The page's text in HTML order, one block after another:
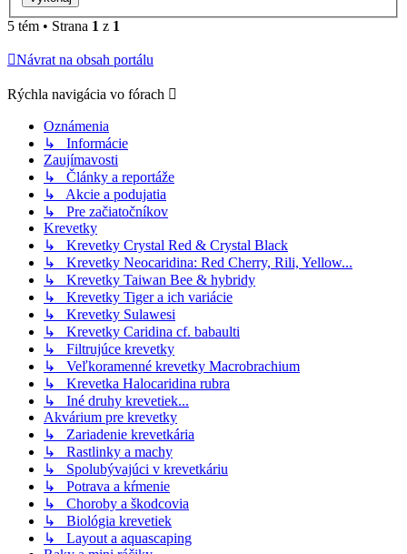
5 tém • Strana 1 z 1
Návrat na obsah portálu
Rýchla navigácia vo fórach
Oznámenia
↳ Informácie
Zaujímavosti
↳ Články a reportáže
↳ Akcie a podujatia
↳ Pre začiatočníkov
Krevetky
↳ Krevetky Crystal Red & Crystal Black
↳ Krevetky Neocaridina: Red Cherry, Rili, Yellow...
↳ Krevetky Taiwan Bee & hybridy
↳ Krevetky Tiger a ich variácie
↳ Krevetky Sulawesi
↳ Krevetky Caridina cf. babaulti
↳ Filtrujúce krevetky
↳ Veľkoramenné krevetky Macrobrachium
↳ Krevetka Halocaridina rubra
↳ Iné druhy krevetiek...
Akvárium pre krevetky
↳ Zariadenie krevetkária
↳ Rastlinky a machy
↳ Spolubývajúci v krevetkáriu
↳ Potrava a kŕmenie
↳ Choroby a škodcovia
↳ Biológia krevetiek
↳ Layout a aquascaping